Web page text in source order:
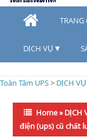
TRANG
DỊCH VỤ
Toàn Tâm UPS> DỊCH VỤ
Home»DỊCH
điện (ups) cũ chất